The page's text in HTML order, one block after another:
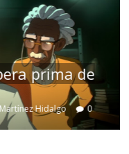
prima de
Hidalgo 0